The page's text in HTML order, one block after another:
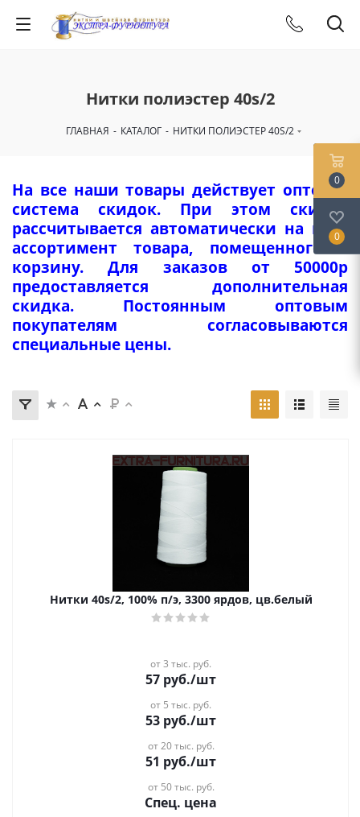
Нитки полиэстер 40s/2
ГЛАВНАЯ - КАТАЛОГ - НИТКИ ПОЛИЭСТЕР 40S/2
На все наши товары действует оптовая
система скидок. При этом скидка
рассчитывается автоматически на весь
ассортимент товара, помещенного в
корзину. Для заказов от 50000р
предоставляется дополнительная
скидка. Постоянным оптовым
покупателям согласовываются
специальные цены.
Нитки 40s/2, 100% п/э, 3300 ярдов, цв.белый
от 3 тыс. руб.
57 руб./шт
от 5 тыс. руб.
53 руб./шт
от 20 тыс. руб.
51 руб./шт
от 50 тыс. руб.
Спец. цена
0
0